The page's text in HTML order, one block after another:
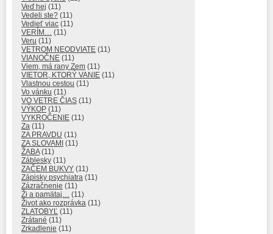
Veď hej (11)
Vedeli ste? (11)
Vedieť viac (11)
VERÍM… (11)
Veru (11)
VETROM NEODVIATE (11)
VIANOČNE (11)
Viem, má rany Zem (11)
VIETOR, KTORÝ VANIE (11)
Vlastnou cestou (11)
Vo vánku (11)
VO VETRE ČIAS (11)
VÝKOP (11)
VYKROČENIE (11)
Za (11)
ZA PRAVDU (11)
ZA SLOVAMI (11)
ŽABA(11)
Záblesky (11)
ZAČEM BUKVY (11)
Zápisky psychiatra (11)
Zázračnenie (11)
Ži a pamätaj… (11)
Život ako rozprávka (11)
ZLATOBYĽ (11)
Zrátané (11)
Zrkadlenie (11)